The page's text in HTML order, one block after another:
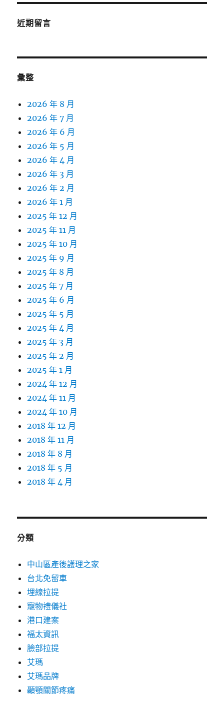
近期留言
彙整
2026 年 8 月
2026 年 7 月
2026 年 6 月
2026 年 5 月
2026 年 4 月
2026 年 3 月
2026 年 2 月
2026 年 1 月
2025 年 12 月
2025 年 11 月
2025 年 10 月
2025 年 9 月
2025 年 8 月
2025 年 7 月
2025 年 6 月
2025 年 5 月
2025 年 4 月
2025 年 3 月
2025 年 2 月
2025 年 1 月
2024 年 12 月
2024 年 11 月
2024 年 10 月
2018 年 12 月
2018 年 11 月
2018 年 8 月
2018 年 5 月
2018 年 4 月
分類
中山區產後護理之家
台北免留車
埋線拉提
寵物禮儀社
港口建案
福太資訊
臉部拉提
艾瑪
艾瑪品牌
顳顎關節疼痛